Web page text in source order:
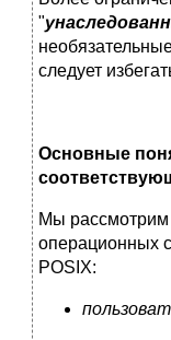
"
следует
Основные
Мы
операционных
POSIX: